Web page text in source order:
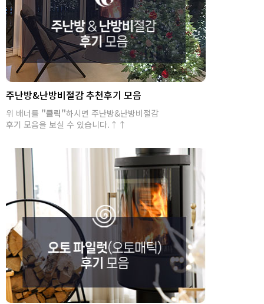
주난방&난방비절감 추천후기 모음
위 배너를 "클릭"하시면 주난방&난방비절감
후기 모음을 보실 수 있습니다.↑↑